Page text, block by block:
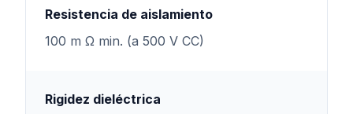
Resistencia de aislamiento
100 m Ω min. (a 500 V CC)
Rigidez dieléctrica